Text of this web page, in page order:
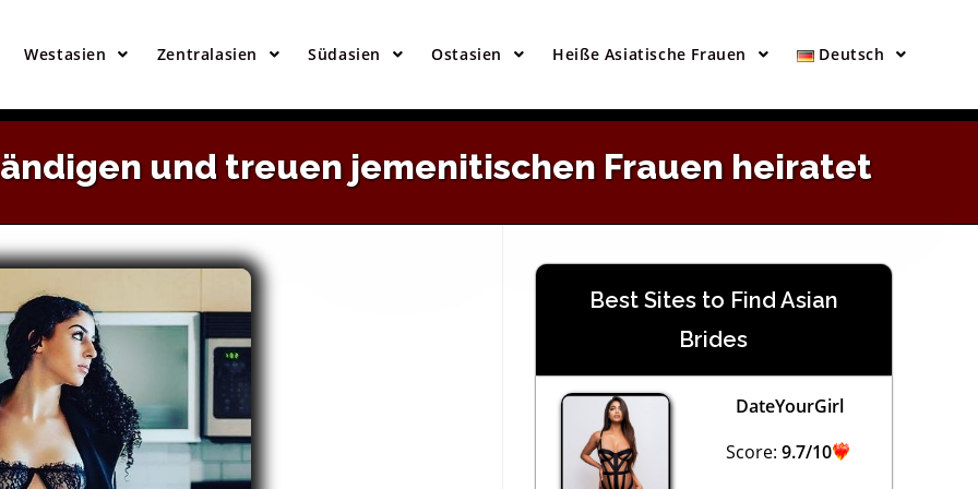
Westasien Zentralasien Südasien Ostasien Heiße Asiatische Frauen Deutsch
und treuen jemenitischen Frauen heiratet
Best Sites to Find Asian
Brides
DateYourGirl
Score: 9.7/10